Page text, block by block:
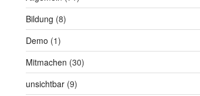
Bildung (8)
Demo (1)
Mitmachen (30)
unsichtbar(9)